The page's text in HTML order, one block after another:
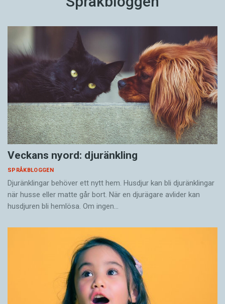
Veckans nyord: djuränkling
SPRÅKBLOGGEN
Djuränklingar behöver ett nytt hem. Husdjur kan bli djuränklingar
när husse eller matte går bort. När en djurägare avlider kan
husdjuren bli hemlösa. Om ingen…